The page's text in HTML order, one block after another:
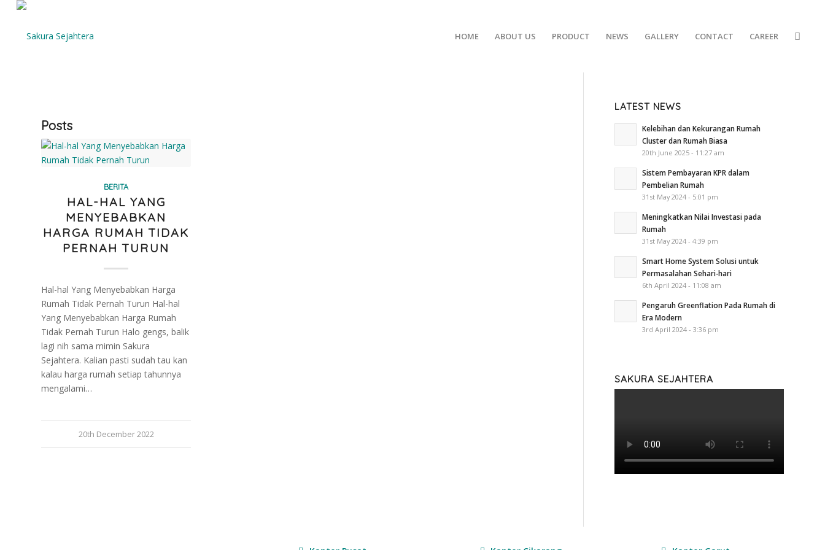
HOME ABOUT US PRODUCT NEWS GALLERY CONTACT CAREER
Posts
BERITA
HAL-HAL YANG
MENYEBABKAN
HARGA RUMAH TIDAK
PERNAH TURUN
Hal-hal Yang Menyebabkan Harga
Rumah Tidak Pernah Turun Hal-hal
Yang Menyebabkan Harga Rumah
Tidak Pernah Turun Halo gengs, balik
lagi nih sama mimin Sakura
Sejahtera. Kalian pasti sudah tau kan
kalau harga rumah setiap tahunnya
mengalami…
20th December 2022
LATEST NEWS
Kelebihan dan Kekurangan Rumah
Cluster dan Rumah Biasa
20th June 2025 - 11:27 am
Sistem Pembayaran KPR dalam
Pembelian Rumah
31st May 2024 - 5:01 pm
Meningkatkan Nilai Investasi pada
Rumah
31st May 2024 - 4:39 pm
Smart Home System Solusi untuk
Permasalahan Sehari-hari
6th April 2024 - 11:08 am
Pengaruh Greenflation Pada Rumah di
Era Modern
3rd April 2024 - 3:36 pm
SAKURA SEJAHTERA